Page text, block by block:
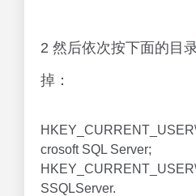
2 然后依次按下面的目
掉：
crosoft SQL Server;
SSQLServer.